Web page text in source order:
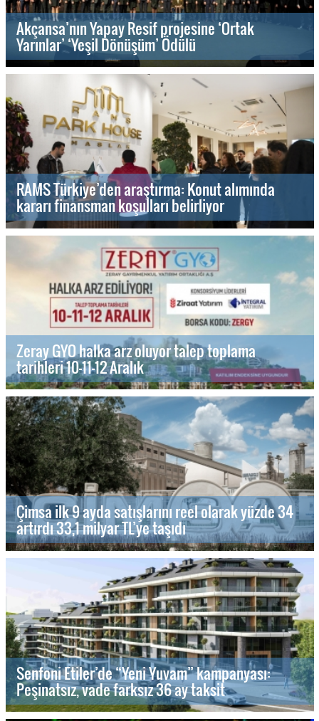
Akçansa’nın Yapay Resif projesine ‘Ortak
Yarınlar’ ‘Yeşil Dönüşüm’ Ödülü
RAMS Türkiye’den araştırma: Konut alımında
kararı finansman koşulları belirliyor
Zeray GYO halka arz oluyor talep toplama
tarihleri 10-11-12 Aralık
Çimsa ilk 9 ayda satışlarını reel olarak yüzde 34
artırdı 33,1 milyar TL’ye taşıdı
Senfoni Etiler’de “Yeni Yuvam” kampanyası:
Peşinatsız, vade farksız 36 ay taksit